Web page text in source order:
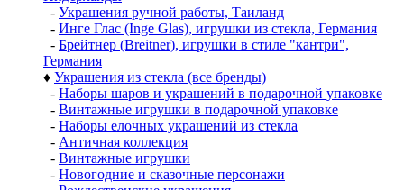
- Украшения ручной работы, Таиланд
- Инге Глас (Inge Glas), игрушки из стекла, Германия
- Брейтнер (Breitner), игрушки в стиле "кантри",
Германия
♦ Украшения из стекла (все бренды)
- Наборы шаров и украшений в подарочной упаковке
- Винтажные игрушки в подарочной упаковке
- Наборы елочных украшений из стекла
- Античная коллекция
- Винтажные игрушки
- Новогодние и сказочные персонажи